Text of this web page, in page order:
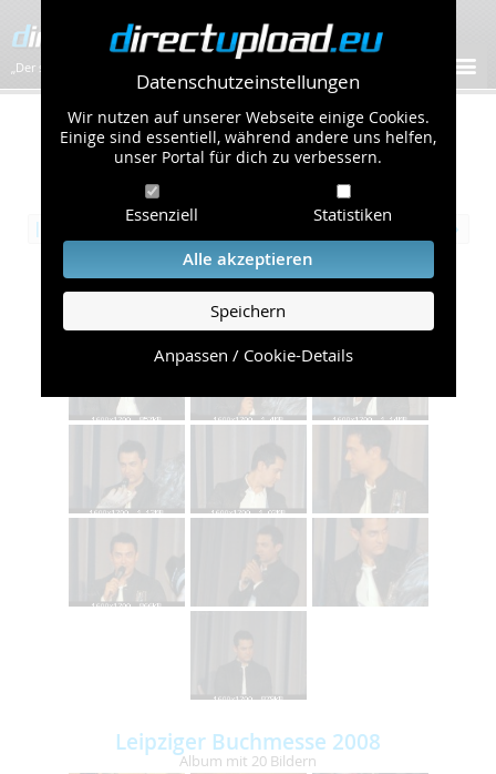
Datenschutzeinstellungen
Wir nutzen auf unserer Webseite einige Cookies.
Einige sind essentiell, während andere uns helfen,
unser Portal für dich zu verbessern.
Essenziell Statistiken
Alle akzeptieren
Speichern
Anpassen / Cookie-Details
„Der schnellste Bilder-Hoster im Web!”
Öffentliche Galerie
Übersicht /Events & Parties
|‹ 2 3 7 8 9
››
›|
Aamir in Berlin am 3.5.09
Album mit 20 Bildern
Leipziger Buchmesse 2008
Album mit 20 Bildern